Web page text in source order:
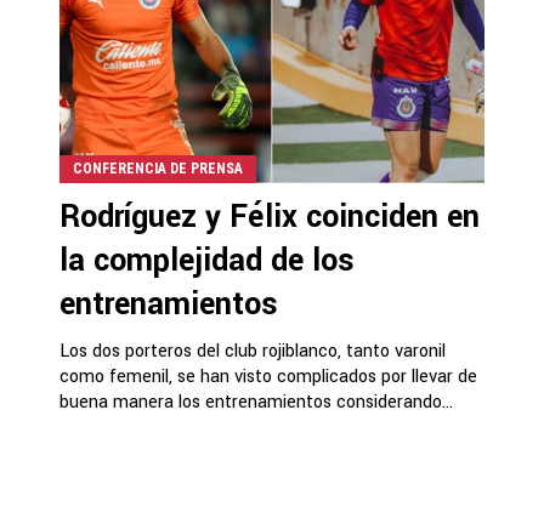
CONFERENCIA DE PRENSA
Rodríguez y Félix coinciden en
la complejidad de los
entrenamientos
Los dos porteros del club rojiblanco, tanto varonil
como femenil, se han visto complicados por llevar de
buena manera los entrenamientos considerando...